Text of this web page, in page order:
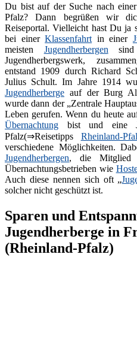
Du bist auf der Suche nach einer
Pfalz? Dann begrüßen wir
Reiseportal. Vielleicht hast Du ja
bei einerKlassenfahrt in einer
meisten Jugendherbergen
Jugendherbergswerk,
entstand 1909 durch Richard
Julius Schult. Im Jahre 1914
Jugendherberge auf der Burg
wurde dann der „Zentrale
Leben gerufen. Wenn du heute
Übernachtung bist und eine
Pfalz(⇒Reisetipps Rheinland-
verschiedene Möglichkeiten.
Jugendherbergen, die
Übernachtungsbetrieben wie
Auch diese nennen sich oft „
solcher nicht geschützt ist.
Sparen und
Jugendherberge in
(Rheinland-Pfalz)